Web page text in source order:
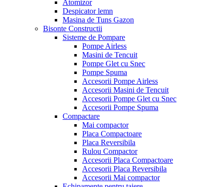
Atomizor
Despicator lemn
Masina de Tuns Gazon
Bisonte Constructii
Sisteme de Pompare
Pompe Airless
Masini de Tencuit
Pompe Glet cu Snec
Pompe Spuma
Accesorii Pompe Airless
Accesorii Masini de Tencuit
Accesorii Pompe Glet cu Snec
Accesorii Pompe Spuma
Compactare
Mai compactor
Placa Compactoare
Placa Reversibila
Rulou Compactor
Accesorii Placa Compactoare
Accesorii Placa Reversibila
Accesorii Mai compactor